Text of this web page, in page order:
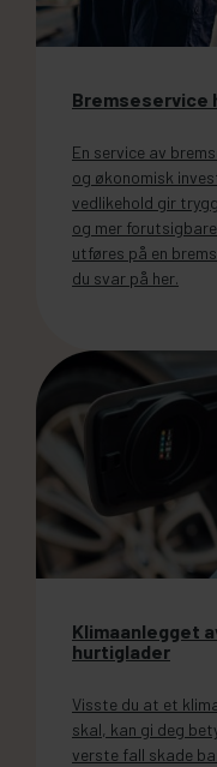
Bremseservice
En service av
og økonomisk
vedlikehold gir
og mer
utføres på en
du svar på her.
Klimaanlegget
hurtiglader
Visste du at et
skal, kan gi deg
verste fall skade